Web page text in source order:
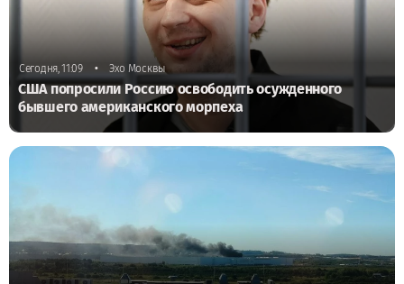
Сегодня, 11:09 • Эхо Москвы
США попросили Россию освободить осужденного
бывшего американского морпеха